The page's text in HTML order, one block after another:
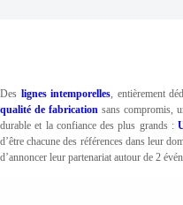
Des lignes intemporelles, entièrement
qualité de fabricationsans compromis,
durable et la confiance des plus grands :
d’être chacune des références dans leur
d’annoncer leur partenariat autour de 2